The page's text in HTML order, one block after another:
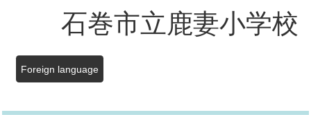
石巻市立鹿妻小学校
Foreign language